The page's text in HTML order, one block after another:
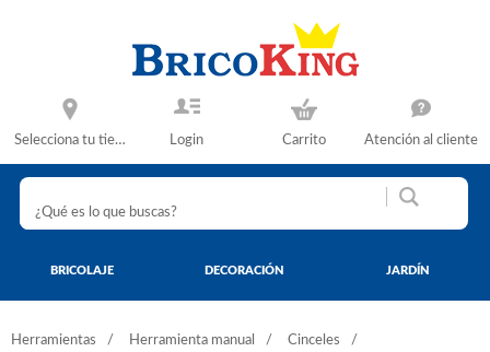
Selecciona tu tienda Login Carrito Atención al cliente
BRICOLAJE DECORACIÓN JARDÍN
Herramientas Herramienta manual
Cinceles